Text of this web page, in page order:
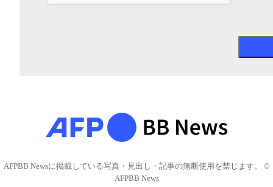
AFPBB Newsに掲載している写真・見出し・記事の無断使用を禁じます。 ©
AFPBB News